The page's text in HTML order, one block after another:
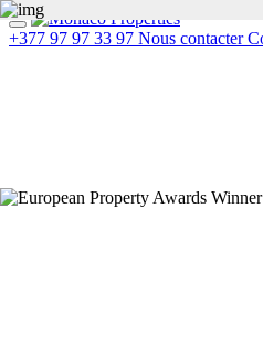
+377 97 97 33 97 Nous contacter